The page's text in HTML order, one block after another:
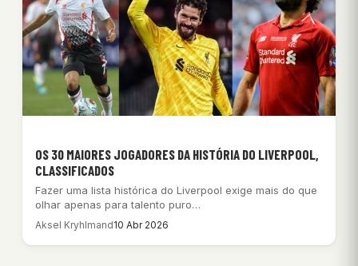
OS 30 MAIORES JOGADORES DA HISTÓRIA DO LIVERPOOL,
CLASSIFICADOS
Fazer uma lista histórica do Liverpool exige mais do que
olhar apenas para talento puro…
Aksel Kryhlmand10 Abr 2026